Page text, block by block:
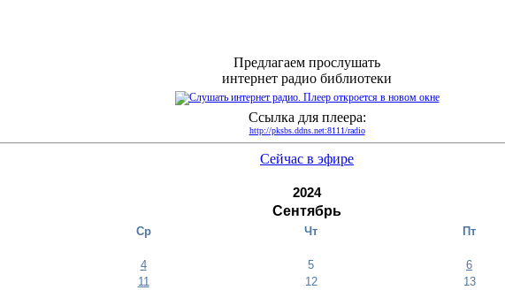
Предлагаем прослушать
интернет радио библиотеки
Ссылка для плеера:
http://pksbs.ddns.net:8111/radio
Сейчас в эфире
2024
Сентябрь
Ср Чт Пт
4 5 6
11 12 13